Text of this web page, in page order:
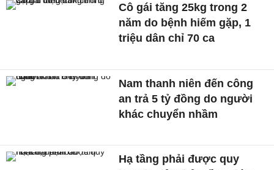
Cô gái tăng 25kg trong 2
năm do bệnh hiếm gặp, 1
triệu dân chỉ 70 ca
Nam thanh niên đến công
an trả 5 tỷ đồng do người
khác chuyển nhầm
Hạ tầng phải được quy